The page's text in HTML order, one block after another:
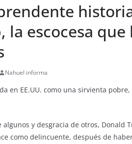
la escocesa que
Nahuel informa
en EE.UU. como una sirvienta
algunos y desgracia de otros, Donald
como delincuente, después de